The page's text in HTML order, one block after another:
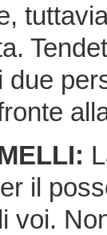
due
il
voi.